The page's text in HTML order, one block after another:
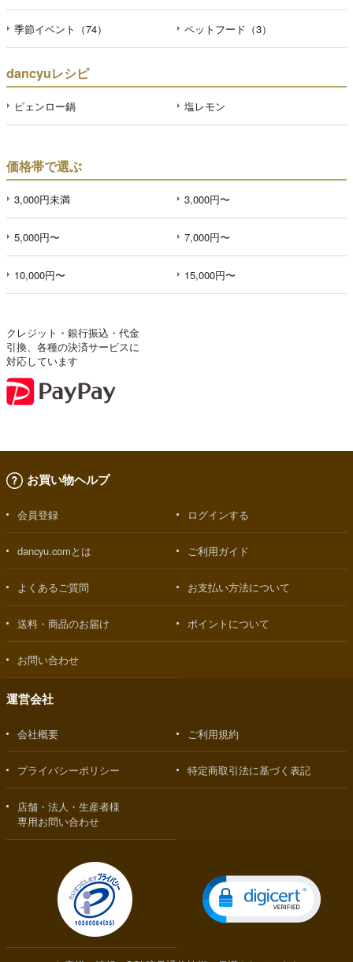
季節イベント（74） ペットフード（3）
dancyuレシピ
ピェンロー鍋 塩レモン
価格帯で選ぶ
3,000円未満 3,000円〜
5,000円〜 7,000円〜
10,000円〜 15,000円〜
クレジット・銀行振込・代金
引換、各種の決済サービスに
対応しています
お買い物ヘルプ
会員登録 ログインする
dancyu.comとは ご利用ガイド
よくあるご質問 お支払い方法について
送料・商品のお届け ポイントについて
お問い合わせ
運営会社
会社概要 ご利用規約
プライバシーポリシー 特定商取引法に基づく表記
店舗・法人・生産者様
専用お問い合わせ